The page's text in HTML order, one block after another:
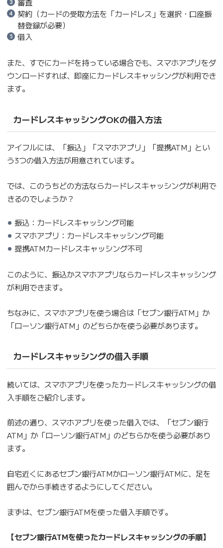
契約（カードの受取方法を「カードレス」を選択・口座振
替登録が必要）
借入
また、すでにカードを持っている場合でも、スマホアプリをダ
ウンロードすれば、即座にカードレスキャッシングが利用でき
ます。
カードレスキャッシングOKの借入方法
アイフルには、「振込」「スマホアプリ」「提携ATM」とい
う3つの借入方法が用意されています。
では、このうちどの方法ならカードレスキャッシングが利用で
きるのでしょうか？
振込：カードレスキャッシング可能
スマホアプリ：カードレスキャッシング可能
提携ATMカードレスキャッシング不可
このように、振込かスマホアプリならカードレスキャッシング
が利用できます。
ちなみに、スマホアプリを使う場合は「セブン銀行ATM」か
「ローソン銀行ATM」のどちらかを使う必要があります。
カードレスキャッシングの借入手順
続いては、スマホアプリを使ったカードレスキャッシングの借
入手順をご紹介します。
前述の通り、スマホアプリを使った借入では、「セブン銀行
ATM」か「ローソン銀行ATM」のどちらかを使う必要があり
ます。
自宅近くにあるセブン銀行ATMかローソン銀行ATMに、足を
囲んでから手続きするようにしてください。
まずは、セブン銀行ATMを使った借入手順です。
【セブン銀行ATMを使ったカードレスキャッシングの手順】